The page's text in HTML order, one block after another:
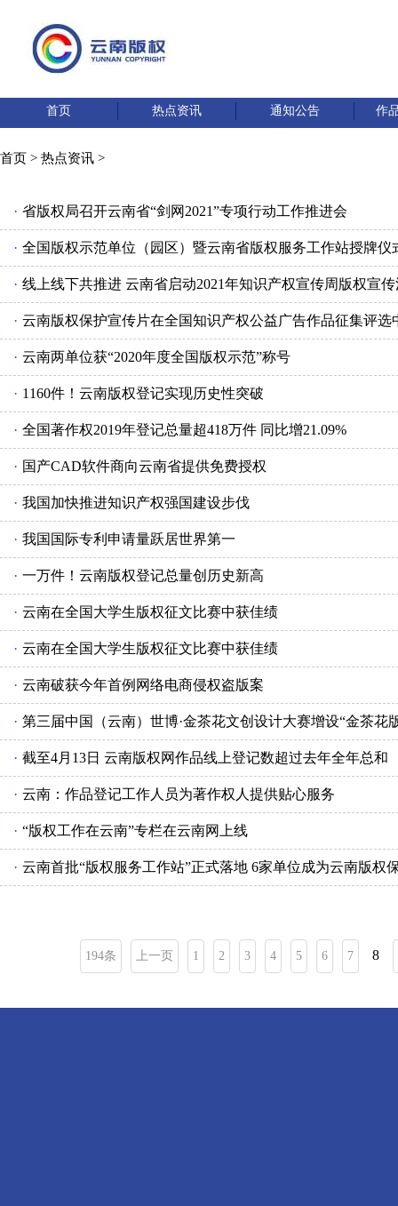
首页 热点资讯 通知公告 作
首页 > 热点资讯 >
· 省版权局召开云南省“剑网2021”专项行动工作推进会
· 全国版权示范单位（园区）暨云南省版权服务工作站授牌仪
· 线上线下共推进 云南省启动2021年知识产权宣传周版权宣
· 云南版权保护宣传片在全国知识产权公益广告作品征集评选
· 云南两单位获“2020年度全国版权示范”称号
· 1160件！云南版权登记实现历史性突破
· 全国著作权2019年登记总量超418万件 同比增21.09%
· 国产CAD软件商向云南省提供免费授权
· 我国加快推进知识产权强国建设步伐
· 我国国际专利申请量跃居世界第一
· 一万件！云南版权登记总量创历史新高
· 云南在全国大学生版权征文比赛中获佳绩
· 云南在全国大学生版权征文比赛中获佳绩
· 云南破获今年首例网络电商侵权盗版案
· 第三届中国（云南）世博·金茶花文创设计大赛增设“金茶花
· 截至4月13日 云南版权网作品线上登记数超过去年全年总和
· 云南：作品登记工作人员为著作权人提供贴心服务
· “版权工作在云南”专栏在云南网上线
· 云南首批“版权服务工作站”正式落地 6家单位成为云南版权
194条 上一页 1 2 3 4 5 6 7 8